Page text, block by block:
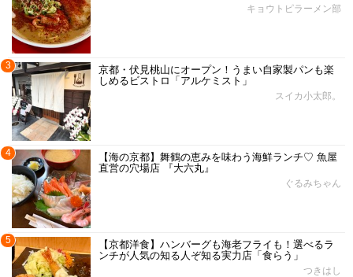
キョウトピラーメン部
3
京都・伏見桃山にオープン！うまい自家製パンも楽
しめるビストロ「アルケミスト」
スイカ小太郎。
4
【海の京都】舞鶴の恵みを味わう海鮮ランチ♡ 魚屋
直営の穴場店 『大六丸』
ぐるみちゃん
5
【京都洋食】ハンバーグも海老フライも！選べるラ
ンチが人気の知る人ぞ知る実力店「食らう」
つきはし